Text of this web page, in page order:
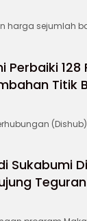
harga sejumlah
128
Titik
Sukabumi